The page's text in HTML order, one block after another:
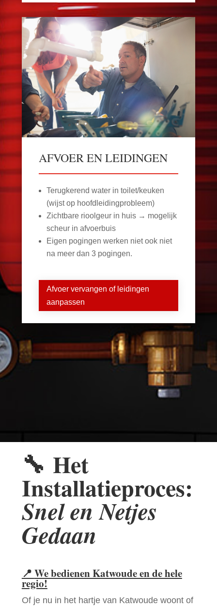
AFVOER EN LEIDINGEN
Terugkerend water in toilet/keuken
(wijst op hoofdleidingprobleem)
Zichtbare rioolgeur in huis → mogelijk
scheur in afvoerbuis
Eigen pogingen werken niet ook niet
na meer dan 3 pogingen.
Afvoer vervangen of leidingen
aanpassen
🔧 Het
Installatieproces:
Snel en Netjes
Gedaan
📍 We bedienen Katwoude en de hele
regio!
Of je nu in het hartje van Katwoude woont of